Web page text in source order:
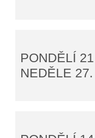
PONDĚLÍ
NEDĚLE